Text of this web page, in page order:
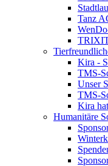
Tanz
Kira -
TMS-
Unser
TMS-
Kira
Humanitäre